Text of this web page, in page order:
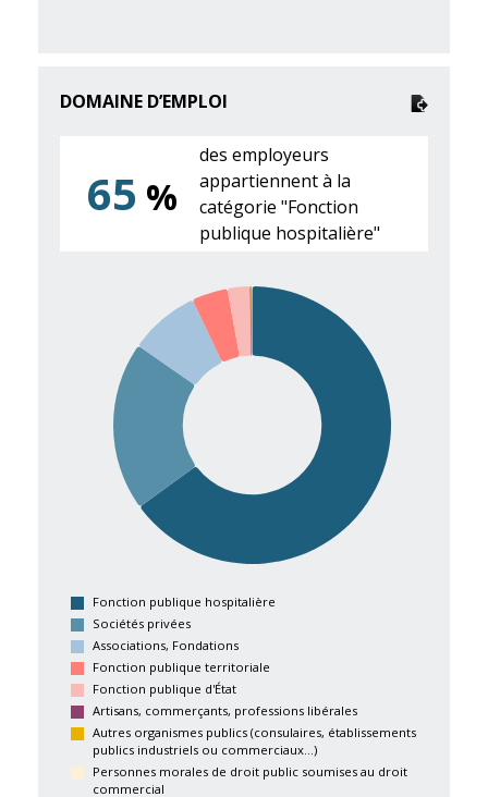
DOMAINE D’EMPLOI
65 %
des employeurs
appartiennent à la
catégorie "Fonction
publique hospitalière"
Fonction publique hospitalière
Sociétés privées
Associations, Fondations
Fonction publique territoriale
Fonction publique d'État
Artisans, commerçants, professions libérales
Autres organismes publics (consulaires, établissements
publics industriels ou commerciaux...)
Personnes morales de droit public soumises au droit
commercial